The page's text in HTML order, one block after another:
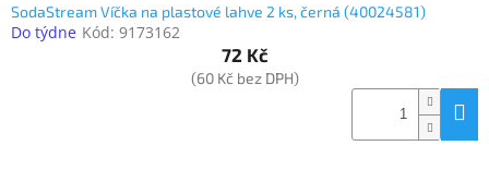
SodaStream Víčka na plastové lahve 2 ks, černá (40024581)
Do týdne Kód: 9173162
72 Kč
(60 Kč bez DPH)